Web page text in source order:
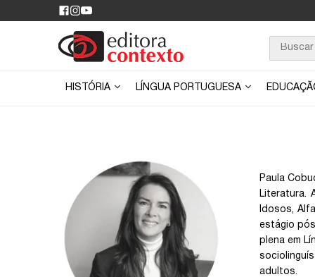
HISTÓRIA LÍNGUA PORTUGUESA
Paula
Literatura.
Idosos,
estágio
plena em
adultos.